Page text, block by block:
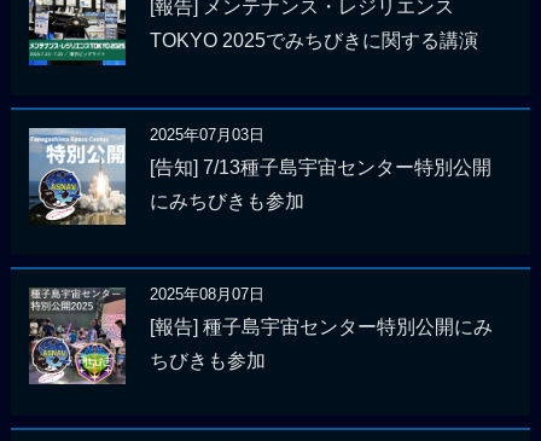
[報告] メンテナンス・レジリエンス
TOKYO 2025でみちびきに関する講演
2025年07月03日
[告知] 7/13種子島宇宙センター特別公開
にみちびきも参加
2025年08月07日
[報告] 種子島宇宙センター特別公開にみ
ちびきも参加